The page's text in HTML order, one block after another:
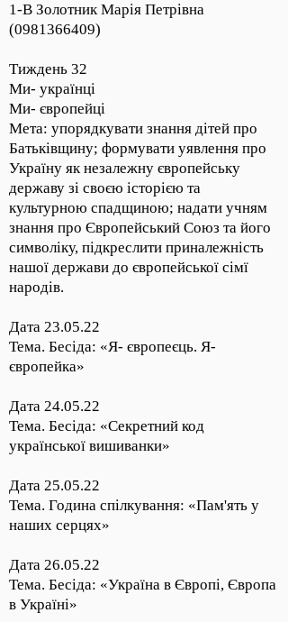
1-В Золотник Марія Петрівна
(0981366409)
Тиждень 32
Ми- українці
Ми- європейці
Мета: упорядкувати знання дітей про
Батьківщину; формувати уявлення про
Україну як незалежну європейську
державу зі своєю історією та
культурною спадщиною; надати учням
знання про Європейський Союз та його
символіку, підкреслити приналежність
нашої держави до європейської сімї
народів.
Дата 23.05.22
Тема. Бесіда: «Я- європеєць. Я-
європейка»
Дата 24.05.22
Тема. Бесіда: «Секретний код
української вишиванки»
Дата 25.05.22
Тема. Година спілкування: «Пам'ять у
наших серцях»
Дата 26.05.22
Тема. Бесіда: «Україна в Європі, Європа
в Україні»